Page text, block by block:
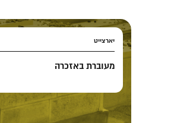
יארצייט
מעוברת באזכרה